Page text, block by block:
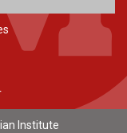
Institute